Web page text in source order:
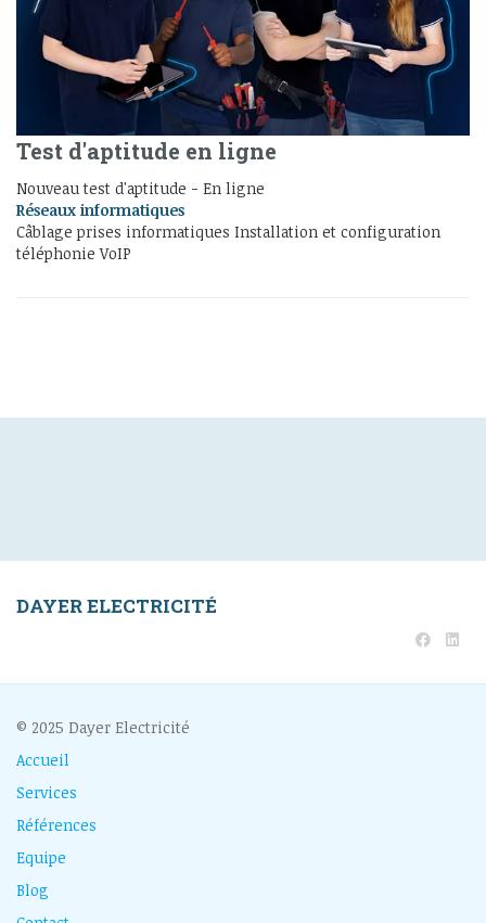
Test d'aptitude en ligne
Nouveau test d'aptitude - En ligne
Réseaux informatiques
Câblage prises informatiques Installation et configuration
téléphonie VoIP
DAYER ELECTRICITÉ
© 2025 Dayer Electricité
Accueil
Services
Références
Equipe
Blog